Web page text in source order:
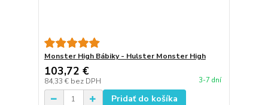
Monster High Bábiky - Hulster Monster High
103,72 €
84,33 € bez DPH 3-7 dní
Pridať do košíka